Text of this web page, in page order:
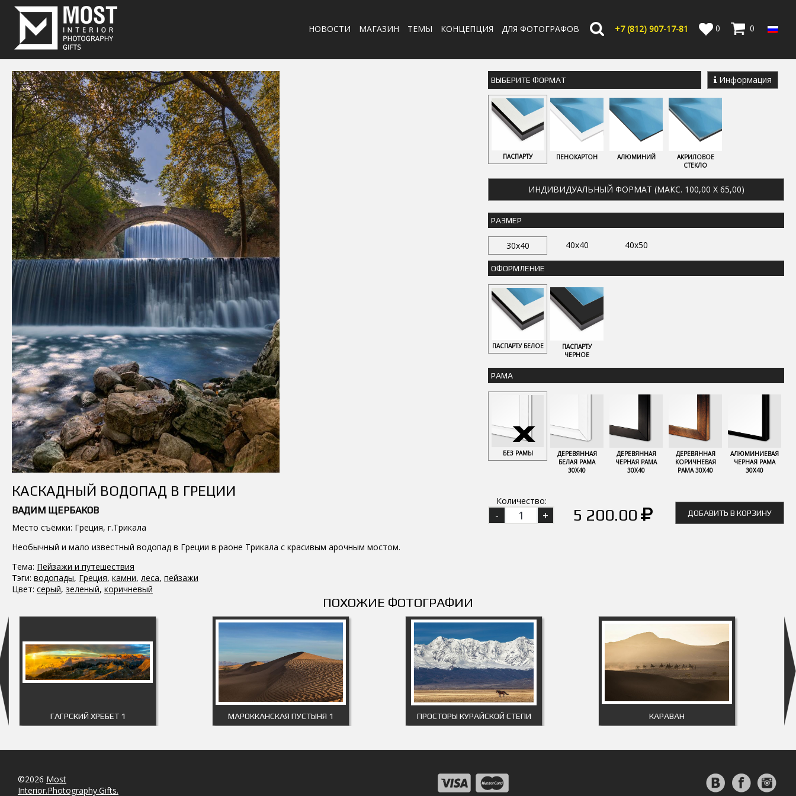
НОВОСТИ МАГАЗИН ТЕМЫ КОНЦЕПЦИЯ ДЛЯ ФОТОГРАФОВ +7 (812) 907-17-81 0 0
КАСКАДНЫЙ ВОДОПАД В ГРЕЦИИ
ВАДИМ ЩЕРБАКОВ
Место съёмки: Греция, г.Трикала
Необычный и мало известный водопад в Греции в раоне Трикала с красивым арочным мостом.
Тема: Пейзажи и путешествия
Тэги: водопады, Греция, камни, леса, пейзажи
Цвет: серый, зеленый, коричневый
ВЫБЕРИТЕ ФОРМАТ Информация
ПАСПАРТУ ПЕНОКАРТОН АЛЮМИНИЙ
АКРИЛОВОЕ
СТЕКЛО
ИНДИВИДУАЛЬНЫЙ ФОРМАТ (МАКС. 100,00 X 65,00)
РАЗМЕР
30x40 40x40 40x50
ОФОРМЛЕНИЕ
ПАСПАРТУ БЕЛОЕ
ПАСПАРТУ
ЧЕРНОЕ
РАМА
БЕЗ РАМЫ
ДЕРЕВЯННАЯ
БЕЛАЯ РАМА
30Х40
ДЕРЕВЯННАЯ
ЧЕРНАЯ РАМА
30Х40
ДЕРЕВЯННАЯ
КОРИЧНЕВАЯ
РАМА 30Х40
АЛЮМИНИЕВАЯ
ЧЕРНАЯ РАМА
30Х40
Количество:
5 200.00 ДОБАВИТЬ В КОРЗИНУ
ПОХОЖИЕ ФОТОГРАФИИ
ГАГРСКИЙ ХРЕБЕТ 1 МАРОККАНСКАЯ ПУСТЫНЯ 1 ПРОСТОРЫ КУРАЙСКОЙ СТЕПИ КАРАВАН
©2026 Most
Interior.Photography.Gifts.